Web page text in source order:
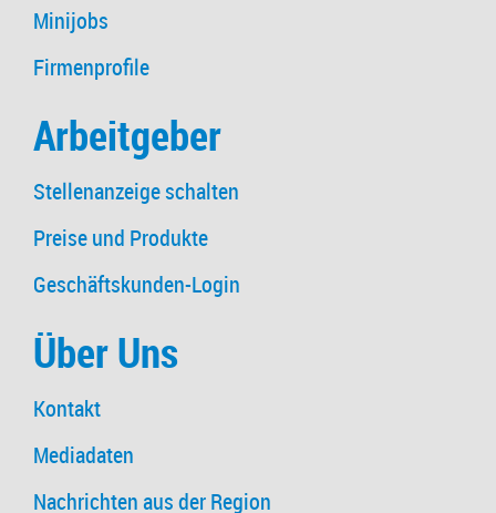
Minijobs
Firmenprofile
Arbeitgeber
Stellenanzeige schalten
Preise und Produkte
Geschäftskunden-Login
Über Uns
Kontakt
Mediadaten
Nachrichten aus der Region